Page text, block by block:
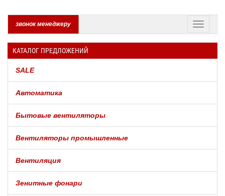
звонок менеджеру
КАТАЛОГ ПРЕДЛОЖЕНИЙ
SALE
Автоматика
Бытовые вентиляторы
Вентиляторы промышленные
Вентиляция
Зенитные фонари